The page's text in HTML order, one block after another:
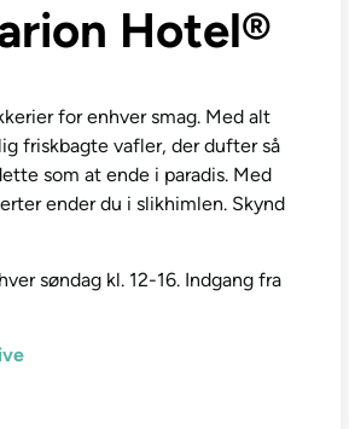
Hotel®
for enhver smag. Med alt
friskbagte vafler, der dufter så
som at ende i paradis. Med
ender du i slikhimlen. Skynd
søndag kl. 12-16. Indgang fra